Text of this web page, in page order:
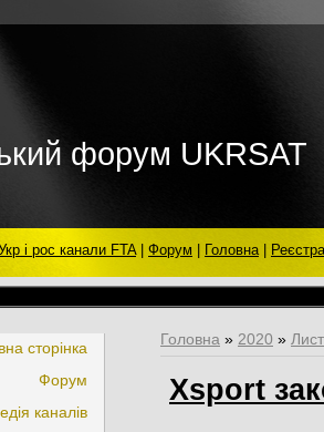
форум UKRSAT
і рос канали FTA| Форум Головна|
сторінка
Форум
каналів
Головна » 2020 »
Xsport